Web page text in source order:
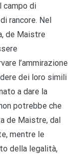
campo di
rancore. Nel
de Maistre
l’ammirazione
dei loro simili
a dare la
potrebbe che
de Maistre, dal
mentre le
della legalità,